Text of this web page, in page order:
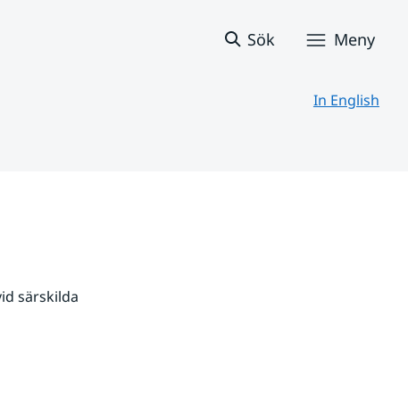
Sök Meny
In English
särskilda